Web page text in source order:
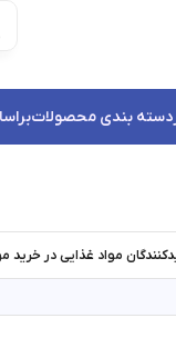
دسته بندی محصولات